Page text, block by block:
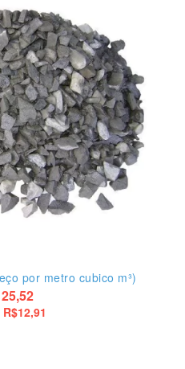
por metro cubico m³)
R$12,91